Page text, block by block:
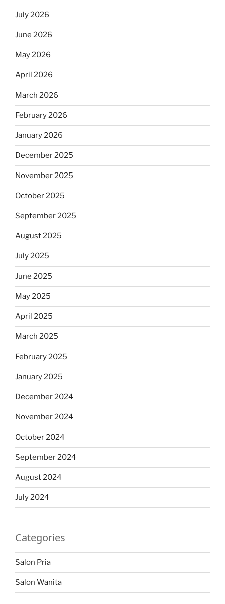
July 2026
June 2026
May 2026
April 2026
March 2026
February 2026
January 2026
December 2025
November 2025
October 2025
September 2025
August 2025
July 2025
June 2025
May 2025
April 2025
March 2025
February 2025
January 2025
December 2024
November 2024
October 2024
September 2024
August 2024
July 2024
Categories
Salon Pria
Salon Wanita